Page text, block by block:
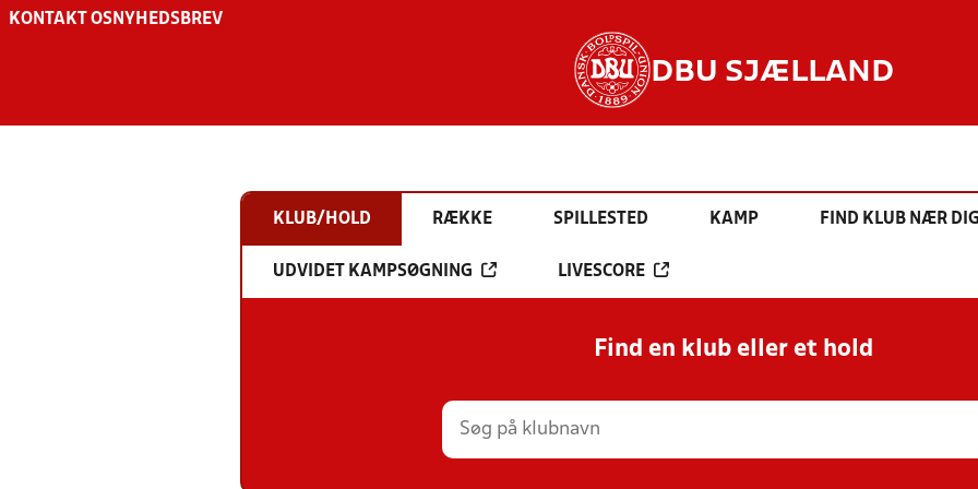
KONTAKT OS NYHEDSBREV
DBU SJÆLLAND
KLUB/HOLD RÆKKE SPILLESTED KAMP FIND KLUB NÆR DIG
UDVIDET KAMPSØGNING LIVESCORE
Find en klub eller et hold